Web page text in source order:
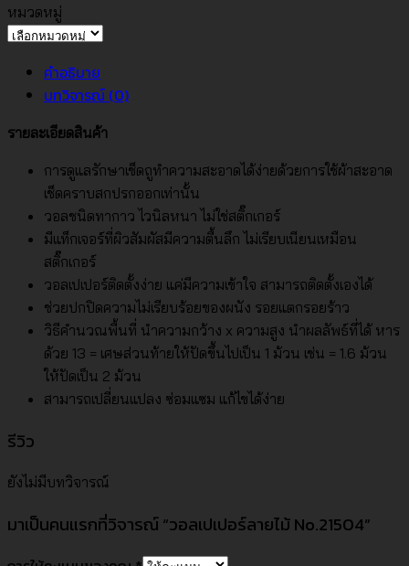
หมวดหมู่
หมวด
คำอธิบาย
บทวิจารณ์ (0)
รายละเอียดสินค้า
การดูแลรักษาเช็ดถูทำความสะอาดได้ง่ายด้วยการใช้ผ้าสะอาด
เช็ดคราบสกปรกออกเท่านั้น
วอลชนิดทากาว ไวนิลหนา ไม่ใช่สติ๊กเกอร์
มีแท็กเจอร์ที่ผิวสัมผัสมีความตื้นลึก ไม่เรียบเนียนเหมือน
สติ๊กเกอร์
วอลเปเปอร์ติดตั้งง่าย แค่มีความเข้าใจ สามารถติดตั้งเองได้
ช่วยปกปิดความไม่เรียบร้อยของผนัง รอยแตกรอยร้าว
วิธีคำนวณพื้นที่ นำความกว้าง x ความสูง นำผลลัพธ์ที่ได้ หาร
ด้วย 13 = เศษส่วนท้ายให้ปัดขึ้นไปเป็น 1 ม้วน เช่น = 1.6 ม้วน
ให้ปัดเป็น 2 ม้วน
สามารถเปลี่ยนแปลง ซ่อมแซม แก้ไขได้ง่าย
รีวิว
ยังไม่มีบทวิจารณ์
มาเป็นคนแรกที่วิจารณ์ “วอลเปเปอร์ลายไม้ No.21504”